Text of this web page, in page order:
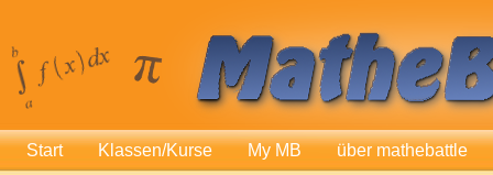
Start Klassen/Kurse My MB über mathebattle